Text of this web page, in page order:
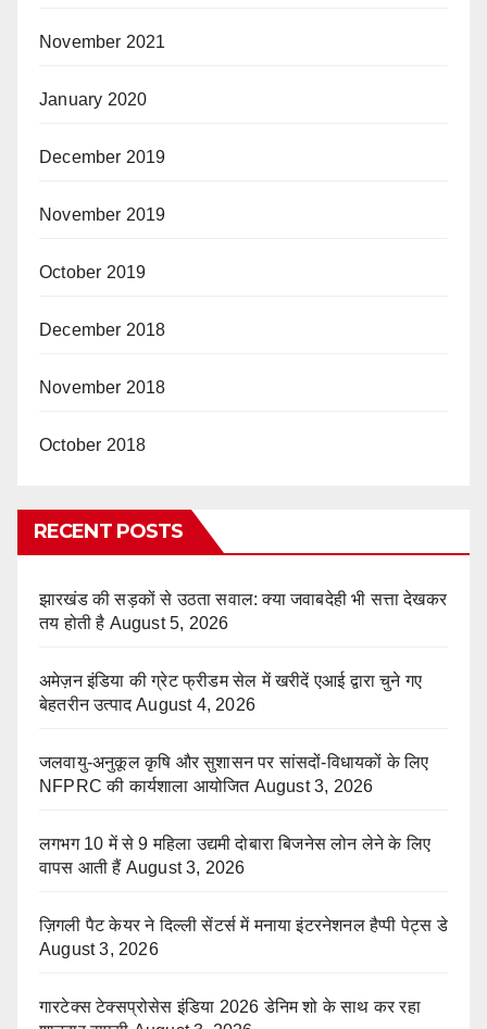
November 2021
January 2020
December 2019
November 2019
October 2019
December 2018
November 2018
October 2018
RECENT POSTS
झारखंड की सड़कों से उठता सवाल: क्या जवाबदेही भी सत्ता देखकर
तय होती है August 5, 2026
अमेज़न इंडिया की ग्रेट फ्रीडम सेल में खरीदें एआई द्वारा चुने गए
बेहतरीन उत्पाद August 4, 2026
जलवायु-अनुकूल कृषि और सुशासन पर सांसदों-विधायकों के लिए
NFPRC की कार्यशाला आयोजित August 3, 2026
लगभग 10 में से 9 महिला उद्यमी दोबारा बिजनेस लोन लेने के लिए
वापस आती हैं August 3, 2026
ज़िगली पैट केयर ने दिल्ली सेंटर्स में मनाया इंटरनेशनल हैप्पी पेट्स डे
August 3, 2026
गारटेक्स टेक्सप्रोसेस इंडिया 2026 डेनिम शो के साथ कर रहा